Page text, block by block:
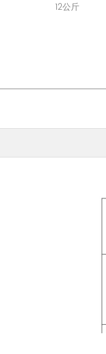
12公斤
10 天（1